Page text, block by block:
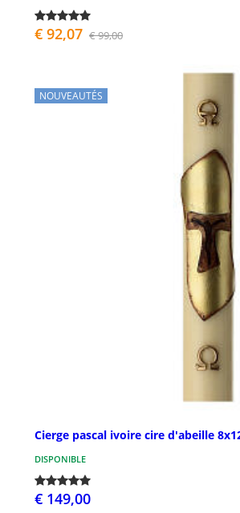
€ 92,07 € 99,00
NOUVEAUTÉS
Cierge pascal ivoire cire d'abeille
DISPONIBLE
€ 149,00